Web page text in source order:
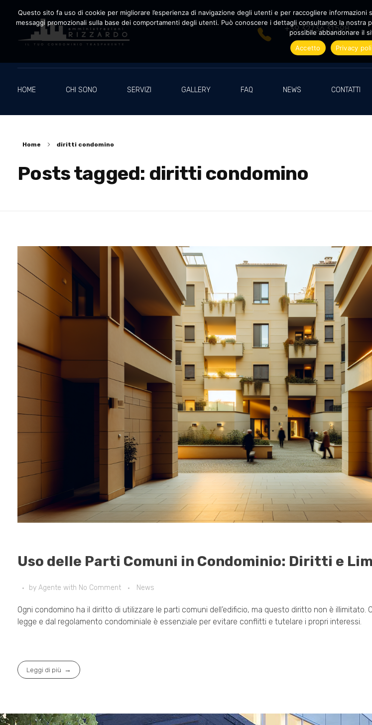
+39 327.36.31.598
HOME CHI SONO SERVIZI GALLERY FAQ NEWS CONTATTI
Home diritti condomino
Posts tagged: diritti condomino
Uso delle Parti Comuni in Condominio: Diritti e
by Agente with No Comment News
Ogni condomino ha il diritto di utilizzare le parti comuni dell’edificio, ma questo diritto non è illimitato.
legge e dal regolamento condominiale è essenziale per evitare conflitti e tutelare i propri interessi.
Leggi di più
Questo sito fa uso di cookie per migliorare l’esperienza di navigazione degli utenti e per raccogliere
messaggi promozionali sulla base dei comportamenti degli utenti. Può conoscere i dettagli consultando la nostra
possibile abbandonare il
Accetto
Privacy